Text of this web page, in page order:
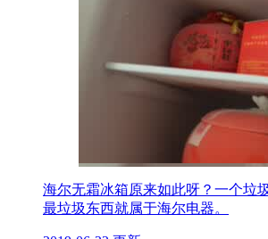
海尔无霜冰箱原来如此呀？一个垃
最垃圾东西就属于海尔电器。